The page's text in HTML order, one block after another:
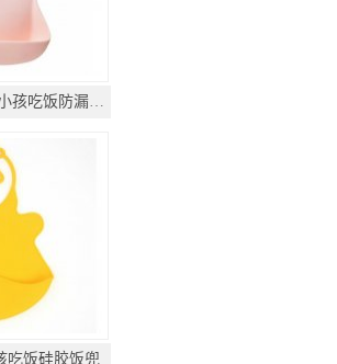
幼儿硅胶口水围嘴，小孩吃饭防漏围兜
吃饭硅胶饭兜